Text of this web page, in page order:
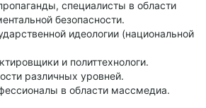
специалисты в области
безопасности.
идеологии (национальной
и политтехнологи.
различных уровней.
в области массмедиа.